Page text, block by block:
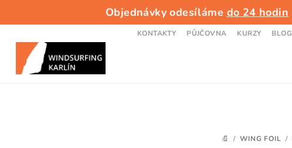
Objednávky odesíláme do 24 hodin
KONTAKTY PŮJČOVNA KURZY BLOG
DOMŮ
/ WING FOIL /